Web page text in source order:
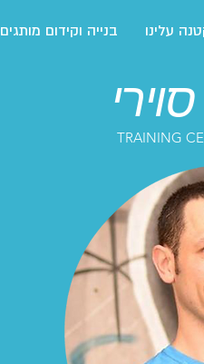
בנייה וקידום מותגים עלינו